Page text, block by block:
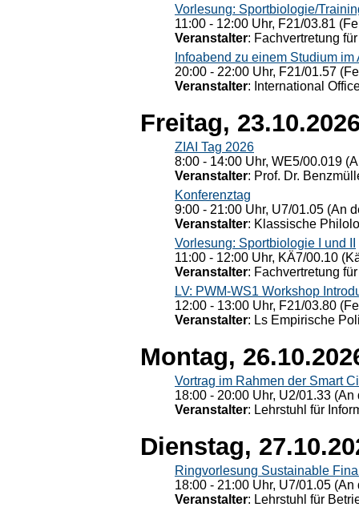
Vorlesung: Sportbiologie/
11:00 - 12:00 Uhr, F21/03.81
Veranstalter: Fachvertretung
Infoabend zu einem Studium im
20:00 - 22:00 Uhr, F21/01.57
Veranstalter: International
Freitag,
ZIAI Tag 2026
8:00 - 14:00 Uhr, WE5/00.019
Veranstalter: Prof. Dr.
Konferenztag
9:00 - 21:00 Uhr, U7/01.05 (An
Veranstalter: Klassische
Vorlesung: Sportbiologie I und II
11:00 - 12:00 Uhr, KÄ7/00.10
Veranstalter: Fachvertretung
LV: PWM-WS1 Workshop
12:00 - 13:00 Uhr, F21/03.80
Veranstalter: Ls Empirische
Montag,
Vortrag im Rahmen der Smart
18:00 - 20:00 Uhr, U2/01.33
Veranstalter: Lehrstuhl für
Dienstag,
Ringvorlesung Sustainable
18:00 - 21:00 Uhr, U7/01.05
Veranstalter: Lehrstuhl für